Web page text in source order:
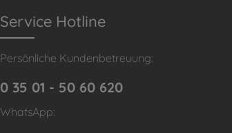
Service Hotline
Persönliche Kundenbetreuung:
0 35 01 - 50 60 620
WhatsApp: